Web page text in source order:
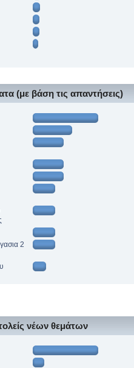
(με βάση τις απαντήσεις)
2
νέων θεμάτων